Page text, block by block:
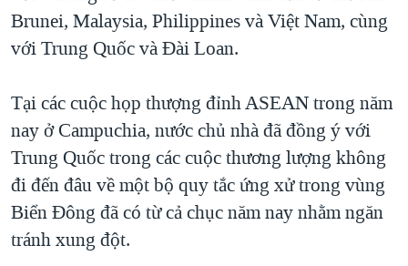
Brunei, Malaysia, Philippines và Việt Nam, cùng
với Trung Quốc và Ðài Loan.
Tại các cuộc họp thượng đỉnh ASEAN trong năm
nay ở Campuchia, nước chủ nhà đã đồng ý với
Trung Quốc trong các cuộc thương lượng không
đi đến đâu về một bộ quy tắc ứng xử trong vùng
Biển Ðông đã có từ cả chục năm nay nhằm ngăn
tránh xung đột.